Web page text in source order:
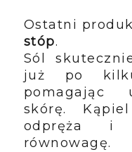
Ostatni
stóp.
Sól
już po
pomagając
skórę.
odpręża i
równowagę.